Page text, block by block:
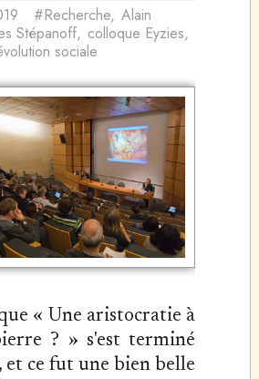
#Recherche, Alain
Stépanoff, colloque Eyzies,
sociale
« Une aristocratie à
? » s'est terminé
et ce fut une bien belle